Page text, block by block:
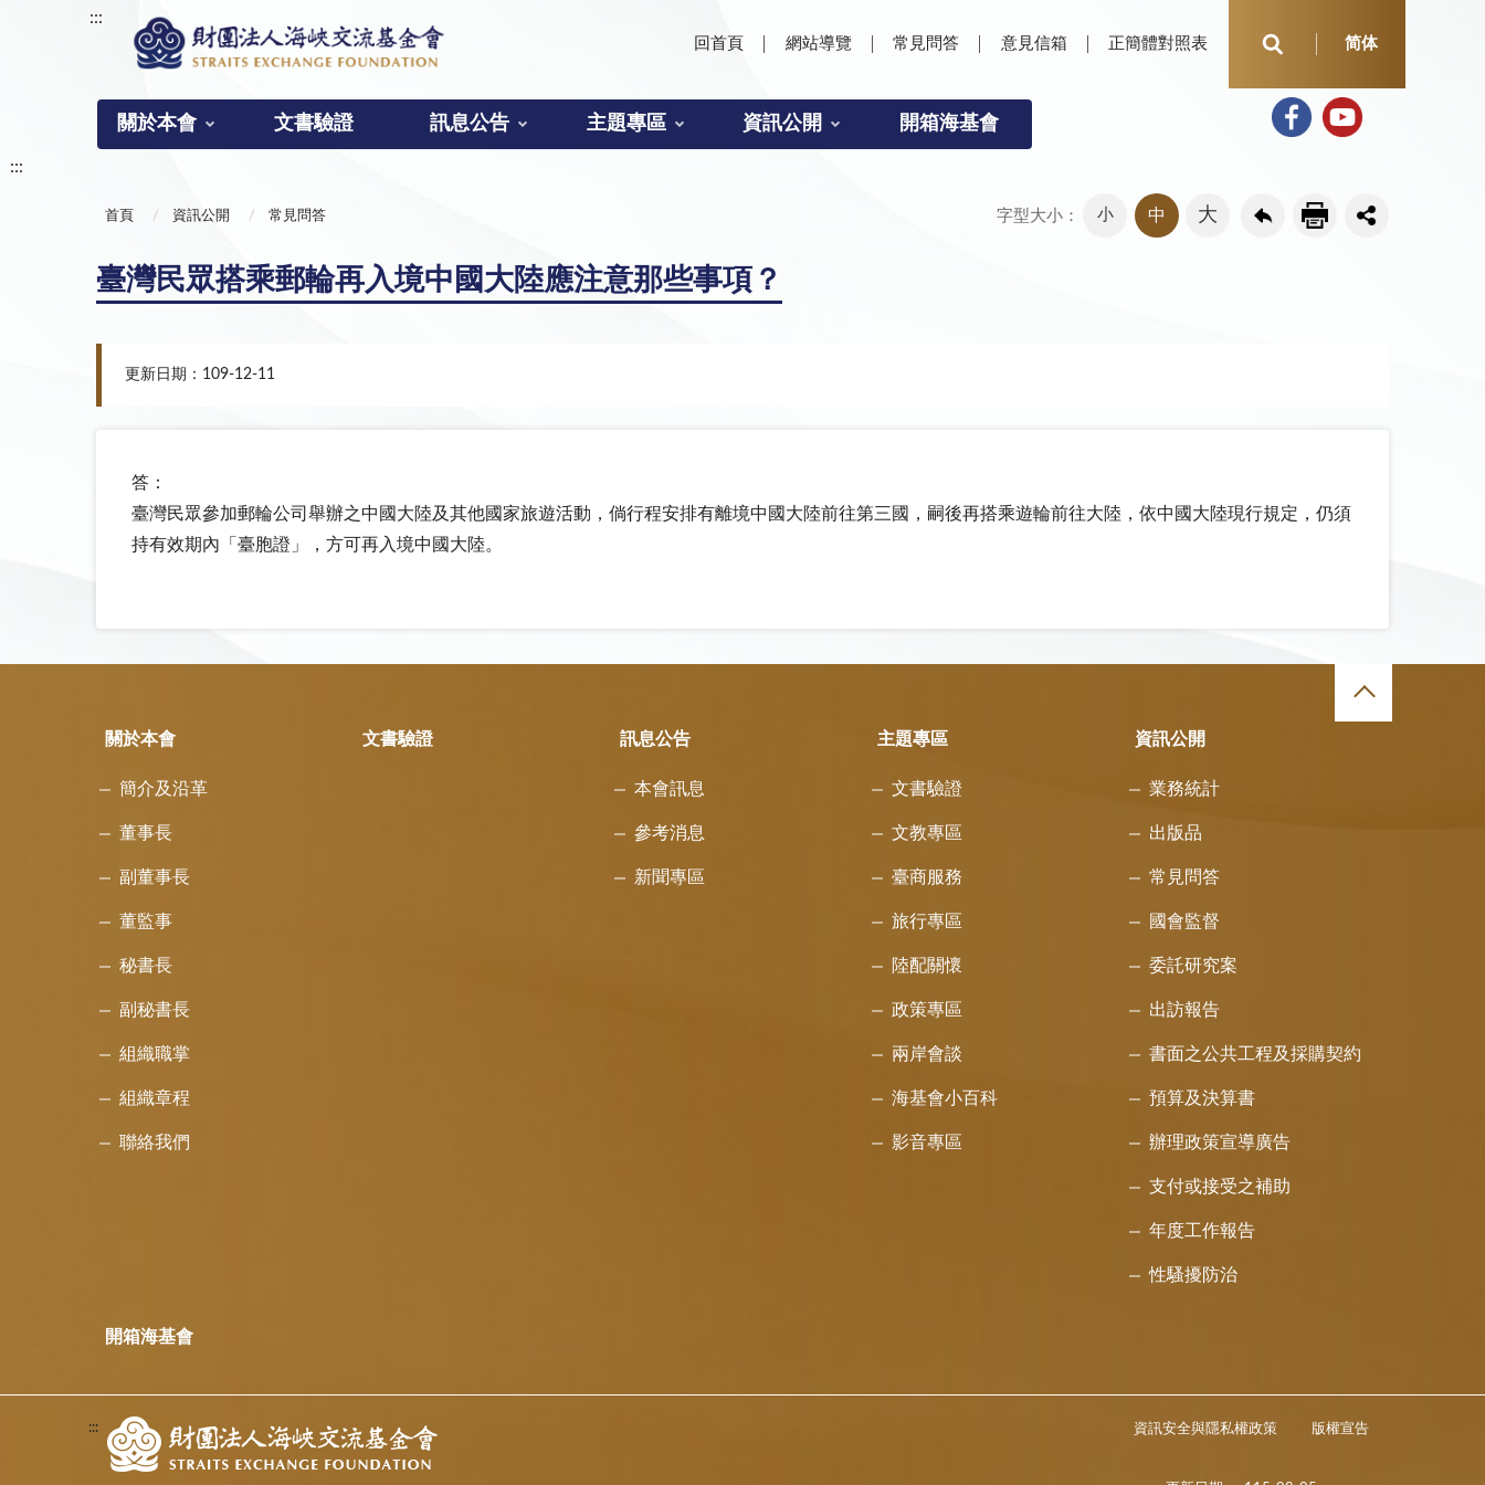
:::
回首頁 網站導覽 常見問答 意見信箱 正簡體對照表 简体
關於本會 文書驗證 訊息公告 主題專區 資訊公開 開箱海基會
:::
首頁 資訊公開 常見問答 字型大小： 小 中 大
臺灣民眾搭乘郵輪再入境中國大陸應注意那些事項？
更新日期：109-12-11
答：
臺灣民眾參加郵輪公司舉辦之中國大陸及其他國家旅遊活動，倘行程安排有離境中國大陸前往第三國，嗣後再搭乘遊輪前往大陸，依中國大陸現行規定，仍須
持有效期內「臺胞證」，方可再入境中國大陸。
關於本會
簡介及沿革
董事長
副董事長
董監事
秘書長
副秘書長
組織職掌
組織章程
聯絡我們
文書驗證 訊息公告
本會訊息
參考消息
新聞專區
主題專區
文書驗證
文教專區
臺商服務
旅行專區
陸配關懷
政策專區
兩岸會談
海基會小百科
影音專區
資訊公開
業務統計
出版品
常見問答
國會監督
委託研究案
出訪報告
書面之公共工程及採購契約
預算及決算書
辦理政策宣導廣告
支付或接受之補助
年度工作報告
性騷擾防治
開箱海基會
::: 資訊安全與隱私權政策 版權宣告